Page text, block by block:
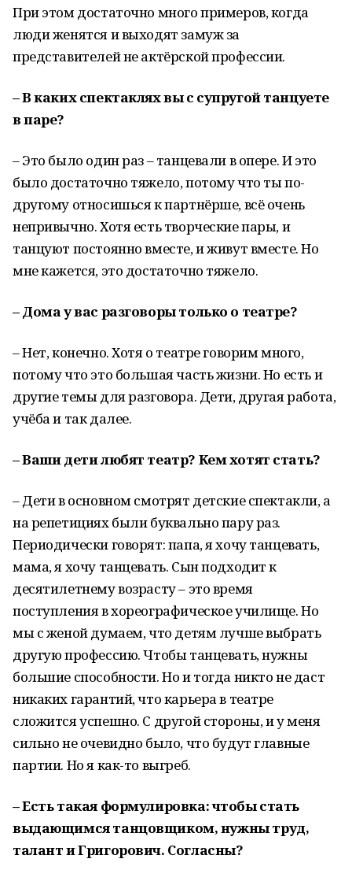
При этом достаточно много примеров, когда
люди женятся и выходят замуж за
представителей не актёрской профессии.
– В каких спектаклях вы с супругой танцуете
в паре?
– Это было один раз – танцевали в опере. И это
было достаточно тяжело, потому что ты по-
другому относишься к партнёрше, всё очень
непривычно. Хотя есть творческие пары, и
танцуют постоянно вместе, и живут вместе. Но
мне кажется, это достаточно тяжело.
– Дома у вас разговоры только о театре?
– Нет, конечно. Хотя о театре говорим много,
потому что это большая часть жизни. Но есть и
другие темы для разговора. Дети, другая работа,
учёба и так далее.
– Ваши дети любят театр? Кем хотят стать?
– Дети в основном смотрят детские спектакли, а
на репетициях были буквально пару раз.
Периодически говорят: папа, я хочу танцевать,
мама, я хочу танцевать. Сын подходит к
десятилетнему возрасту – это время
поступления в хореографическое училище. Но
мы с женой думаем, что детям лучше выбрать
другую профессию. Чтобы танцевать, нужны
большие способности. Но и тогда никто не даст
никаких гарантий, что карьера в театре
сложится успешно. С другой стороны, и у меня
сильно не очевидно было, что будут главные
партии. Но я как-то выгреб.
– Есть такая формулировка: чтобы стать
выдающимся танцовщиком, нужны труд,
талант и Григорович. Согласны?